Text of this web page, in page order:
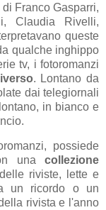
Franco Gasparri,
Claudia Rivelli,
queste
qualche inghippo
tv, i fotoromanzi
. Lontano da
dai telegiornali
in bianco e
possiede
una collezione
riviste, lette e
un ricordo o un
rivista e l'anno